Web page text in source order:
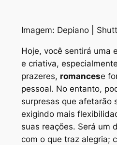
Imagem: Depiano |
Hoje, você sentirá uma
e criativa,
prazeres, romancese
pessoal. No entanto,
surpresas que afetarão
exigindo mais
suas reações. Será um
com o que traz alegria;